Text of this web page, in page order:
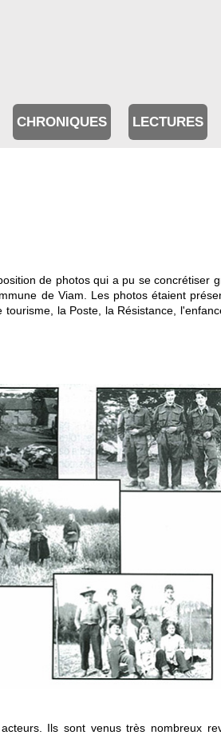
CHRONIQUES LECTURES
de photos qui a pu se concrétiser
de Viam. Les photos étaient
la Poste, la Résistance,
Ils sont venus très nombreux